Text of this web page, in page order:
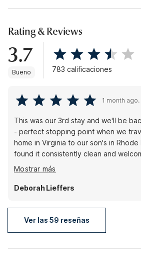
Rating & Reviews
3.7
Bueno 783 calificaciones
1 month ago.
This was our 3rd stay and we'll be
- perfect stopping point when we
home in Virginia to our son's in Rhode
found it consistently clean and
at a price that works with our budget!
Mostrar más
Deborah Lieffers
Ver las 59 reseñas